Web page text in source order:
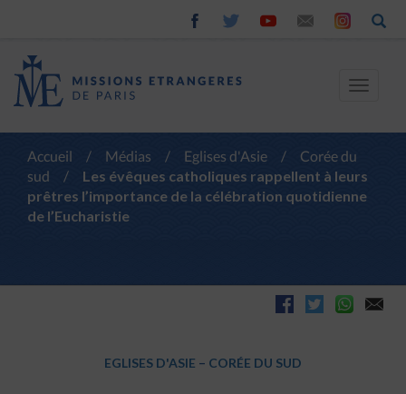
Toggle
Accueil / Médias / Eglises d'Asie /
Corée du
sud
/
Les évêques catholiques rappellent à leurs
prêtres l’importance de la célébration quotidienne
de l’Eucharistie
EGLISES D'ASIE – CORÉE DU SUD